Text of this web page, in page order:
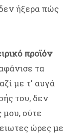
ήξερα πώς
προϊόν
τα
με τ' αυγά
του, δεν
μου, ούτε
ώρες με